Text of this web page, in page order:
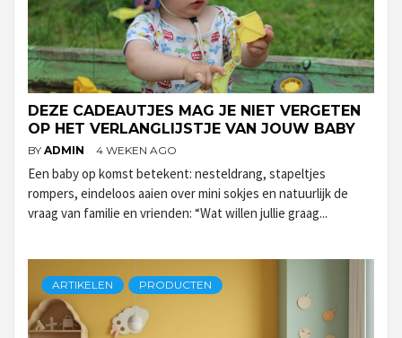
DEZE CADEAUTJES MAG JE NIET VERGETEN
OP HET VERLANGLIJSTJE VAN JOUW BABY
BY ADMIN 4 WEKEN AGO
Een baby op komst betekent: nesteldrang, stapeltjes
rompers, eindeloos aaien over mini sokjes en natuurlijk de
vraag van familie en vrienden: “Wat willen jullie graag...
ARTIKELEN PRODUCTEN